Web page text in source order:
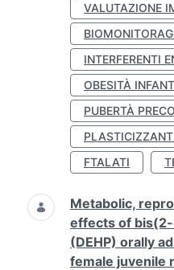
VALUTAZIONE
INTERFERENTI
OBESITÀ
PUBERTÀ
FTALATI
Metabolic,
effects of
(DEHP) orally
female juvenile